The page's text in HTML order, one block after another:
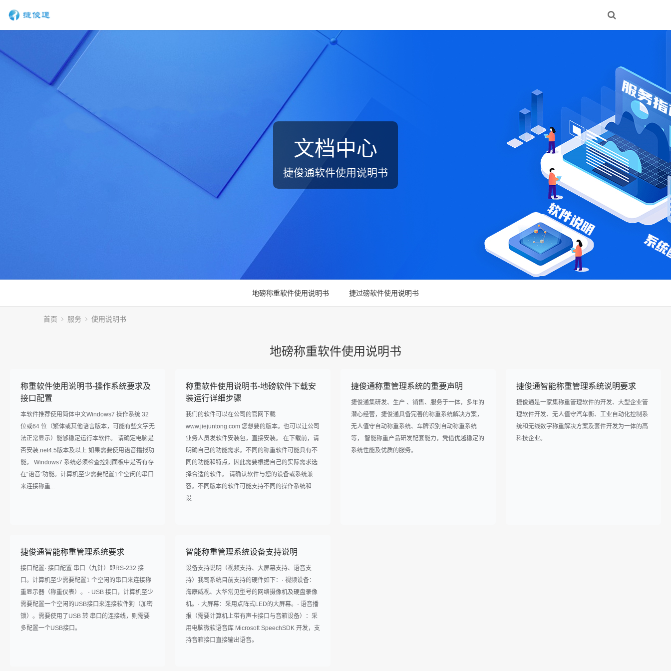
文档中心
捷俊通软件使用说明书
地磅称重软件使用说明书 捷过磅软件使用说明书
首页 服务 使用说明书
地磅称重软件使用说明书
称重软件使用说明书-操作系统要求及
接口配置
本软件推荐使用简体中文Windows7 操作系统 32
位或64 位（繁体或其他语言版本，可能有些文字无
法正常显示）能够稳定运行本软件。 请确定电脑是
否安装.net4.5版本及以上 如果需要使用语音播报功
能， Windows7 系统必须检查控制面板中是否有存
在“语音”功能。计算机至少需要配置1个空闲的串口
来连接称重...
称重软件使用说明书-地磅软件下载安
装运行详细步骤
我们的软件可以在公司的官网下载
www.jiejuntong.com 您想要的版本。也可以让公司
业务人员发软件安装包，直接安装。 在下载前，请
明确自己的功能需求。不同的称重软件可能具有不
同的功能和特点，因此需要根据自己的实际需求选
择合适的软件。 请确认软件与您的设备或系统兼
容。不同版本的软件可能支持不同的操作系统和
设...
捷俊通称重管理系统的重要声明
捷俊通集研发、生产 、销售、服务于一体，多年的
潜心经营，捷俊通具备完善的称重系统解决方案，
无人值守自动称重系统、车牌识别自动称重系统
等， 智能称重产品研发配套能力，凭借优越稳定的
系统性能及优质的服务。
捷俊通智能称重管理系统说明要求
捷俊通是一家集称重管理软件的开发、大型企业管
理软件开发、无人值守汽车衡、工业自动化控制系
统和无线数字称重解决方案及套件开发为一体的高
科技企业。
捷俊通智能称重管理系统要求
接口配置· 接口配置 串口（九针）即RS-232 接
口。计算机至少需要配置1 个空闲的串口来连接称
重显示器（称重仪表）。 · USB 接口，计算机至少
需要配置一个空闲的USB接口来连接软件狗（加密
锁）。需要使用了USB 转 串口的连接线，则需要
多配置一个USB接口。
智能称重管理系统设备支持说明
设备支持说明（视频支持、大屏幕支持、语音支
持）我司系统目前支持的硬件如下：· 视频设备：
海康威视、大华常见型号的网络摄像机及硬盘录像
机。· 大屏幕：采用点阵式LED的大屏幕。· 语音播
报（需要计算机上带有声卡接口与音箱设备）：采
用电脑微软语音库 Microsoft SpeechSDK 开发，支
持音箱接口直接输出语音。